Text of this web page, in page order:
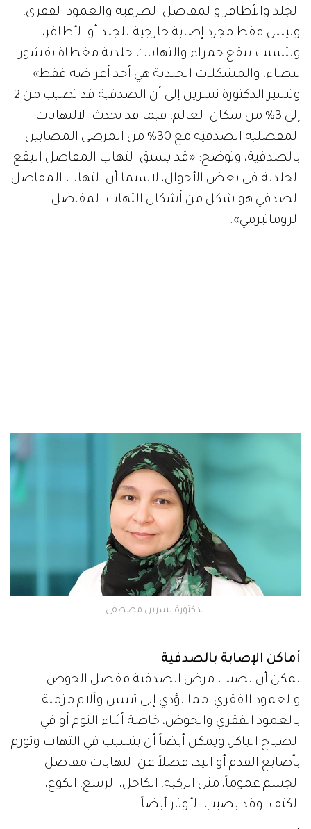
الجلد والأظافر والمفاصل الطرفية والعمود الفقري،
وليس فقط مجرد إصابة خارجية للجلد أو الأظافر،
ويتسبب ببقع حمراء والتهابات جلدية مغطاة بقشور
بيضاء، والمشكلات الجلدية هي أحد أعراضه فقط».
وتشير الدكتورة نسرين إلى أن الصدفية قد تصيب من 2
إلى 3% من سكان العالم، فيما قد تحدث الالتهابات
المفصلية الصدفية مع 30% من المرضى المصابين
بالصدفية، وتوضح: «قد يسبق التهاب المفاصل البقع
الجلدية في بعض الأحوال، لاسيما أن التهاب المفاصل
الصدفي هو شكل من أشكال التهاب المفاصل
الروماتيزمي».
الدكتورة نسرين مصطفى
أماكن الإصابة بالصدفية
يمكن أن يصيب مرض الصدفية مفصل الحوض
والعمود الفقري، مما يؤدي إلى تيبس وآلام مزمنة
بالعمود الفقري والحوض، خاصة أثناء النوم أو في
الصباح الباكر، ويمكن أيضاً أن يتسبب في التهاب وتورم
بأصابع القدم أو اليد، فضلاً عن التهابات مفاصل
الجسم عموماً، مثل الركبة، الكاحل، الرسغ، الكوع،
الكتف، وقد يصيب الأوتار أيضاً.